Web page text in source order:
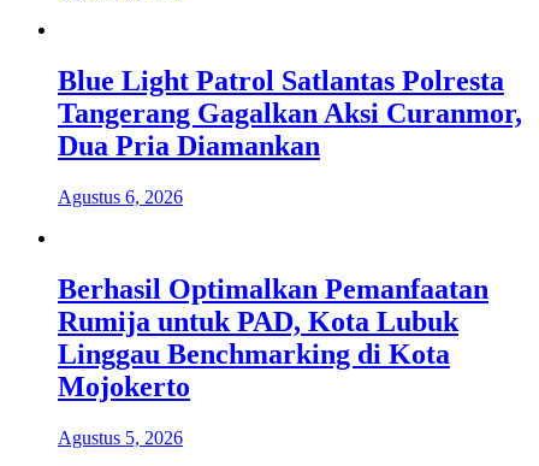
Blue Light Patrol Satlantas Polresta
Tangerang Gagalkan Aksi Curanmor,
Dua Pria Diamankan
Agustus 6, 2026
Berhasil Optimalkan Pemanfaatan
Rumija untuk PAD, Kota Lubuk
Linggau Benchmarking di Kota
Mojokerto
Agustus 5, 2026